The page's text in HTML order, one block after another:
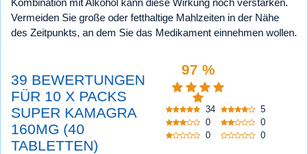
Vermeiden Sie große oder fetthaltige Mahlzeiten in der Nähe
des Zeitpunkts, an dem Sie das Medikament einnehmen wollen.
39 BEWERTUNGEN
FÜR 10 X PACKS
SUPER KAMAGRA
160MG (40
TABLETTEN)
97 %
34
5
0
0
0
0